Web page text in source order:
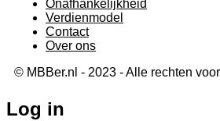
Onafhankelijkheid
Verdienmodel
Contact
Over ons
© MBBer.nl - 2023 - Alle rechten
Log in